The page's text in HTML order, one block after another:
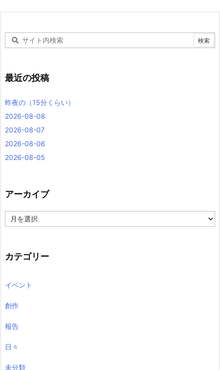
最近の投稿
昨夜の（15分くらい）
2026-08-08
2026-08-07
2026-08-06
2026-08-05
アーカイブ
ー
ブ
カテゴリー
イベント
創作
報告
日々
未分類